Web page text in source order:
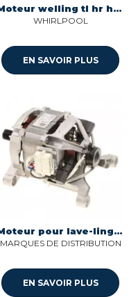
Moteur welling tl hr hxg-146-4 pour lave-linge Whirlpool C00731703
WHIRLPOOL
EN SAVOIR PLUS
Moteur pour lave-linge 12-1400t 45-49l type 32 Sogedis 32042053
MARQUES DE DISTRIBUTION
EN SAVOIR PLUS